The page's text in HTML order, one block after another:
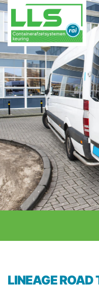
LINEAGE ROAD TRANSPORT SERVICE